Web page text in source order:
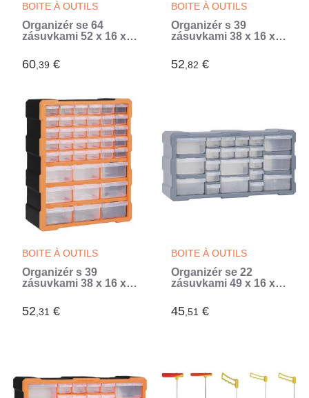
BOITE À OUTILS
Organizér se 64
zásuvkami 52 x 16 x
60,39 €
BOITE À OUTILS
Organizér s 39
zásuvkami 38 x 16 x
52,82 €
BOITE À OUTILS
Organizér s 39
zásuvkami 38 x 16 x
52,31 €
BOITE À OUTILS
Organizér se 22
zásuvkami 49 x 16 x
45,51 €